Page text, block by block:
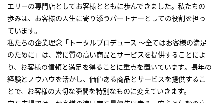
エリーの専門店としてお客様とともに歩んできました。私たちの
歩みは、お客様の人生に寄り添うパートナーとしての役割を担っ
ています。
私たちの企業理念「トータルプロデュース ～全てはお客様の満足
のために」は、常に質の高い商品とサービスを提供することによ
り、お客様の信頼と満足を得ることに重点を置いています。長年の
経験とノウハウを活かし、価値ある商品とサービスを提供するこ
とで、お客様の大切な瞬間を特別なものに変えていきます。